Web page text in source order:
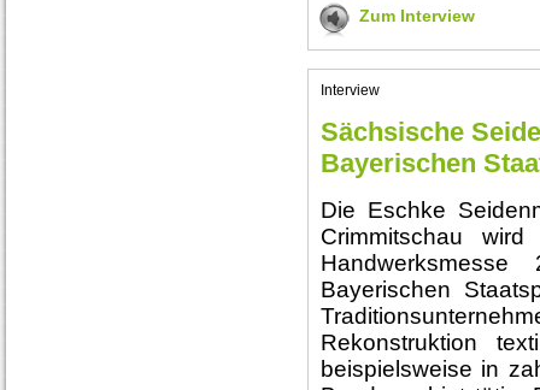
Zum Interview
Interview
Sächsische
Bayerischen
Die Eschke
Crimmitschau
Bayerischen
Rekonstruktion
beispielsweise in